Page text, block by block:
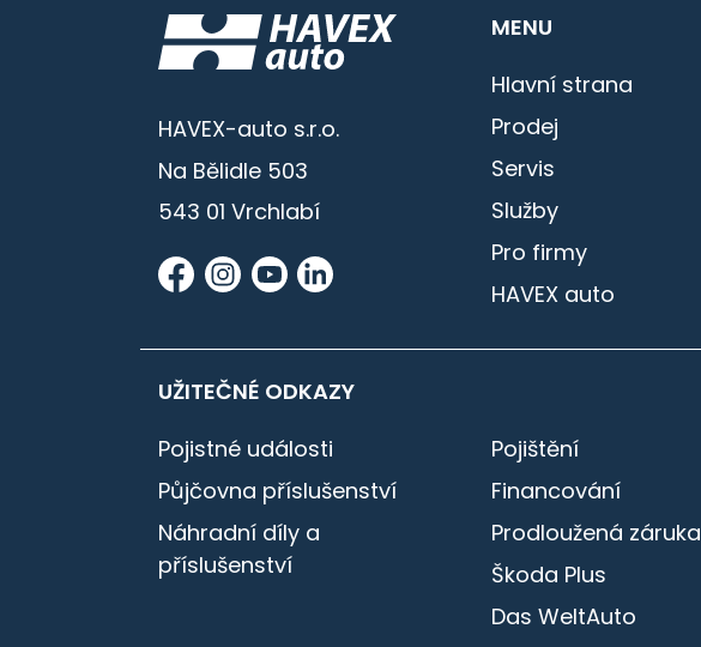
HAVEX-auto s.r.o.
Na Bělidle 503
543 01 Vrchlabí
MENU
Hlavní strana
Prodej
Servis
Služby
Pro firmy
HAVEX auto
UŽITEČNÉ ODKAZY
Pojistné události
Půjčovna příslušenství
Náhradní díly a
příslušenství
Pojištění
Financování
Prodloužená záruka
Škoda Plus
Das WeltAuto